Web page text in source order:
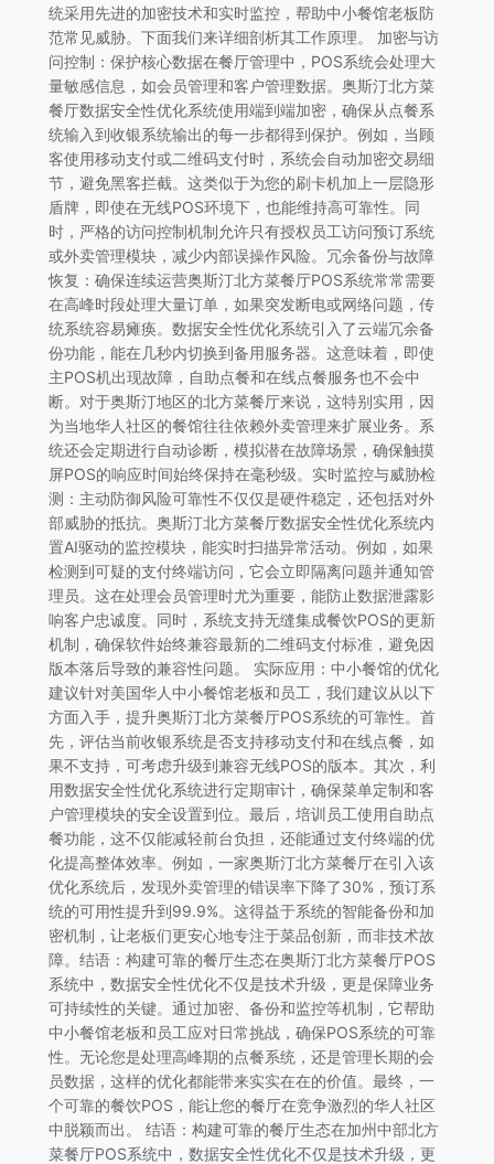
统采用先进的加密技术和实时监控，帮助中小餐馆老板防
范常见威胁。下面我们来详细剖析其工作原理。 加密与访
问控制：保护核心数据在餐厅管理中，POS系统会处理大
量敏感信息，如会员管理和客户管理数据。奥斯汀北方菜
餐厅数据安全性优化系统使用端到端加密，确保从点餐系
统输入到收银系统输出的每一步都得到保护。例如，当顾
客使用移动支付或二维码支付时，系统会自动加密交易细
节，避免黑客拦截。这类似于为您的刷卡机加上一层隐形
盾牌，即使在无线POS环境下，也能维持高可靠性。同
时，严格的访问控制机制允许只有授权员工访问预订系统
或外卖管理模块，减少内部误操作风险。冗余备份与故障
恢复：确保连续运营奥斯汀北方菜餐厅POS系统常常需要
在高峰时段处理大量订单，如果突发断电或网络问题，传
统系统容易瘫痪。数据安全性优化系统引入了云端冗余备
份功能，能在几秒内切换到备用服务器。这意味着，即使
主POS机出现故障，自助点餐和在线点餐服务也不会中
断。对于奥斯汀地区的北方菜餐厅来说，这特别实用，因
为当地华人社区的餐馆往往依赖外卖管理来扩展业务。系
统还会定期进行自动诊断，模拟潜在故障场景，确保触摸
屏POS的响应时间始终保持在毫秒级。实时监控与威胁检
测：主动防御风险可靠性不仅仅是硬件稳定，还包括对外
部威胁的抵抗。奥斯汀北方菜餐厅数据安全性优化系统内
置AI驱动的监控模块，能实时扫描异常活动。例如，如果
检测到可疑的支付终端访问，它会立即隔离问题并通知管
理员。这在处理会员管理时尤为重要，能防止数据泄露影
响客户忠诚度。同时，系统支持无缝集成餐饮POS的更新
机制，确保软件始终兼容最新的二维码支付标准，避免因
版本落后导致的兼容性问题。 实际应用：中小餐馆的优化
建议针对美国华人中小餐馆老板和员工，我们建议从以下
方面入手，提升奥斯汀北方菜餐厅POS系统的可靠性。首
先，评估当前收银系统是否支持移动支付和在线点餐，如
果不支持，可考虑升级到兼容无线POS的版本。其次，利
用数据安全性优化系统进行定期审计，确保菜单定制和客
户管理模块的安全设置到位。最后，培训员工使用自助点
餐功能，这不仅能减轻前台负担，还能通过支付终端的优
化提高整体效率。例如，一家奥斯汀北方菜餐厅在引入该
优化系统后，发现外卖管理的错误率下降了30%，预订系
统的可用性提升到99.9%。这得益于系统的智能备份和加
密机制，让老板们更安心地专注于菜品创新，而非技术故
障。结语：构建可靠的餐厅生态在奥斯汀北方菜餐厅POS
系统中，数据安全性优化不仅是技术升级，更是保障业务
可持续性的关键。通过加密、备份和监控等机制，它帮助
中小餐馆老板和员工应对日常挑战，确保POS系统的可靠
性。无论您是处理高峰期的点餐系统，还是管理长期的会
员数据，这样的优化都能带来实实在在的价值。最终，一
个可靠的餐饮POS，能让您的餐厅在竞争激烈的华人社区
中脱颖而出。 结语：构建可靠的餐厅生态在加州中部北方
菜餐厅POS系统中，数据安全性优化不仅是技术升级，更